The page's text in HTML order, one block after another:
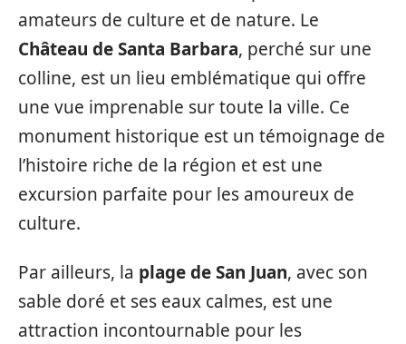
amateurs de culture et de nature. Le
Château de Santa Barbara, perché sur une
colline, est un lieu emblématique qui offre
une vue imprenable sur toute la ville. Ce
monument historique est un témoignage de
l’histoire riche de la région et est une
excursion parfaite pour les amoureux de
culture.
Par ailleurs, la plage de San Juan, avec son
sable doré et ses eaux calmes, est une
attraction incontournable pour les